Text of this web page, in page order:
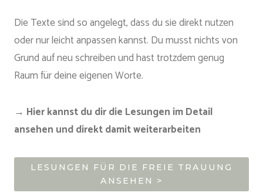
Die Texte sind so angelegt, dass du sie direkt nutzen
oder nur leicht anpassen kannst. Du musst nichts von
Grund auf neu schreiben und hast trotzdem genug
Raum für deine eigenen Worte.
→ Hier kannst du dir die Lesungen im Detail
ansehen und direkt damit weiterarbeiten
LESUNGEN FÜR DIE FREIE TRAUUNG
ANSEHEN >